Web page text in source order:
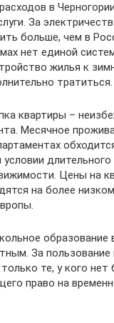
в
За
больше, чем в
нет единой
жилья к
тратиться.
квартиры –
Месячное
Цены на
на более
образование
За
те, у кого нет
право на